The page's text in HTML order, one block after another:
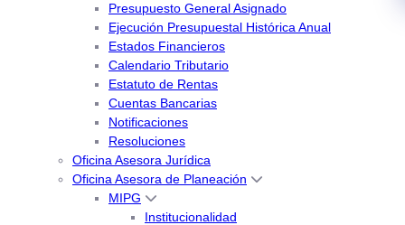
Presupuesto General Asignado
Ejecución Presupuestal Histórica Anual
Estados Financieros
Calendario Tributario
Estatuto de Rentas
Cuentas Bancarias
Notificaciones
Resoluciones
Oficina Asesora Jurídica
Oficina Asesora de Planeación
MIPG
Institucionalidad